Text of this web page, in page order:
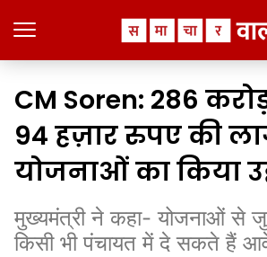
CM Soren: 286
94 हज़ार रुपए की
योजनाओं का किया
मुख्यमंत्री ने कहा- योजनाओं से
किसी भी पंचायत में दे सकते हैं